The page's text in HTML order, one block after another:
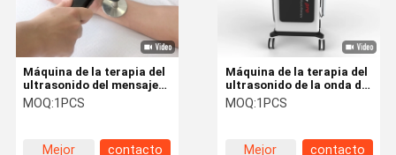
Hogar Productos
Viaje De La
Fábrica
Máquina de la terapia del
ultrasonido de la onda de
choque de 6 barras para
el masaje de relajación
MOQ:1PCS
Mejor
contacto
Máquina de la terapia del
ultrasonido del mensaje
de la onda de choque para
el dolor de músculos del
MOQ:1PCS
Mejor
contacto